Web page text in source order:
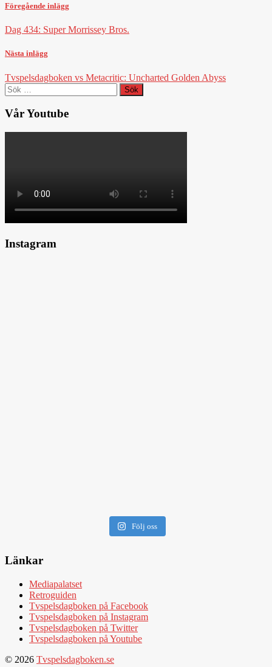
Föregående inlägg
Dag 434: Super Morrissey Bros.
Nästa inlägg
Tvspelsdagboken vs Metacritic: Uncharted Golden Abyss
Sök
efter:
Vår Youtube
Instagram
Följ oss
Länkar
Mediapalatset
Retroguiden
Tvspelsdagboken på Facebook
Tvspelsdagboken på Instagram
Tvspelsdagboken på Twitter
Tvspelsdagboken på Youtube
© 2026 Tvspelsdagboken.se